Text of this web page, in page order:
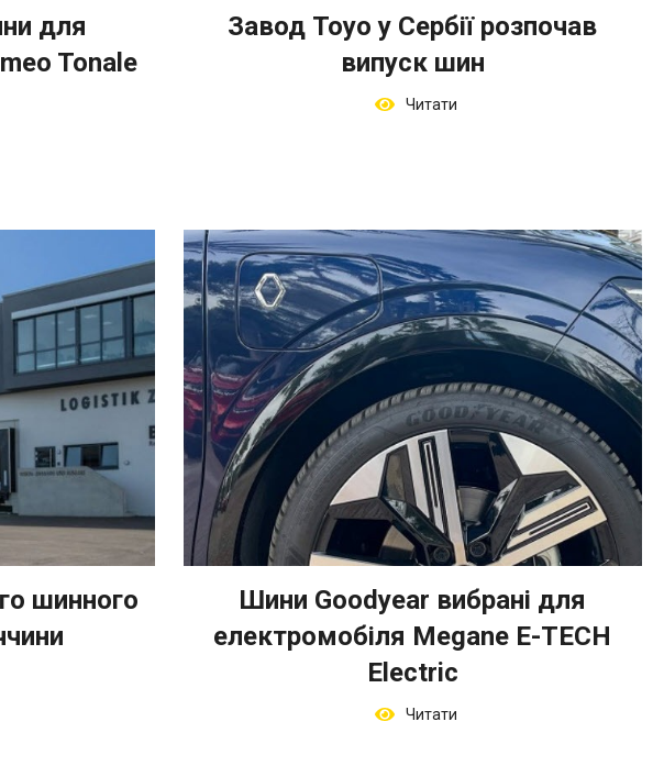
для
Tonale
Завод Toyo у Сербії розпочав
випуск шин
Читати
шинного
Шини Goodyear вибрані для
електромобіля Megane E-TECH
Electric
Читати